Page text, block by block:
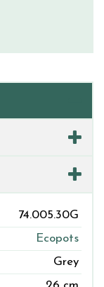
74.005.30G
Ecopots
Grey